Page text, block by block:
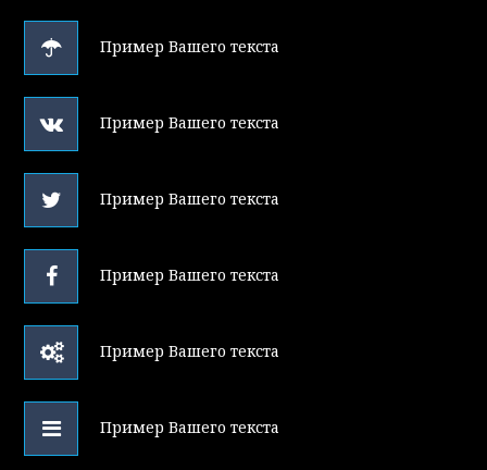
Пример Вашего текста
Пример Вашего текста
Пример Вашего текста
Пример Вашего текста
Пример Вашего текста
Пример Вашего текста